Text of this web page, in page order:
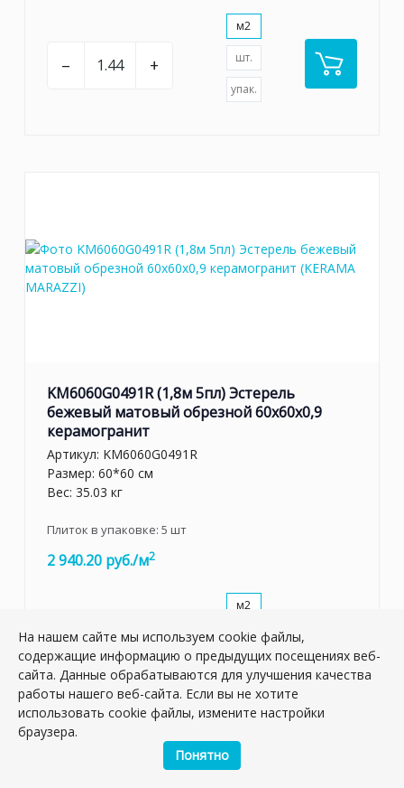
– +
м2
шт.
упак.
KM6060G0491R (1,8м 5пл) Эстерель
бежевый матовый обрезной 60x60x0,9
керамогранит
Артикул: KM6060G0491R
Размер: 60*60 см
Вес: 35.03 кг
Плиток в упаковке: 5 шт
2 940.20 руб./м2
– +
м2
шт.
упак.
На нашем сайте мы используем cookie файлы,
содержащие информацию о предыдущих посещениях веб-
сайта. Данные обрабатываются для улучшения качества
работы нашего веб-сайта. Если вы не хотите
использовать cookie файлы, измените настройки
браузера.
Понятно